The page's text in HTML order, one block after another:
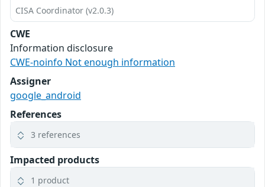
CISA Coordinator (v2.0.3)
CWE
Information disclosure
CWE-noinfo Not enough information
Assigner
google_android
References
3 references
Impacted products
1 product